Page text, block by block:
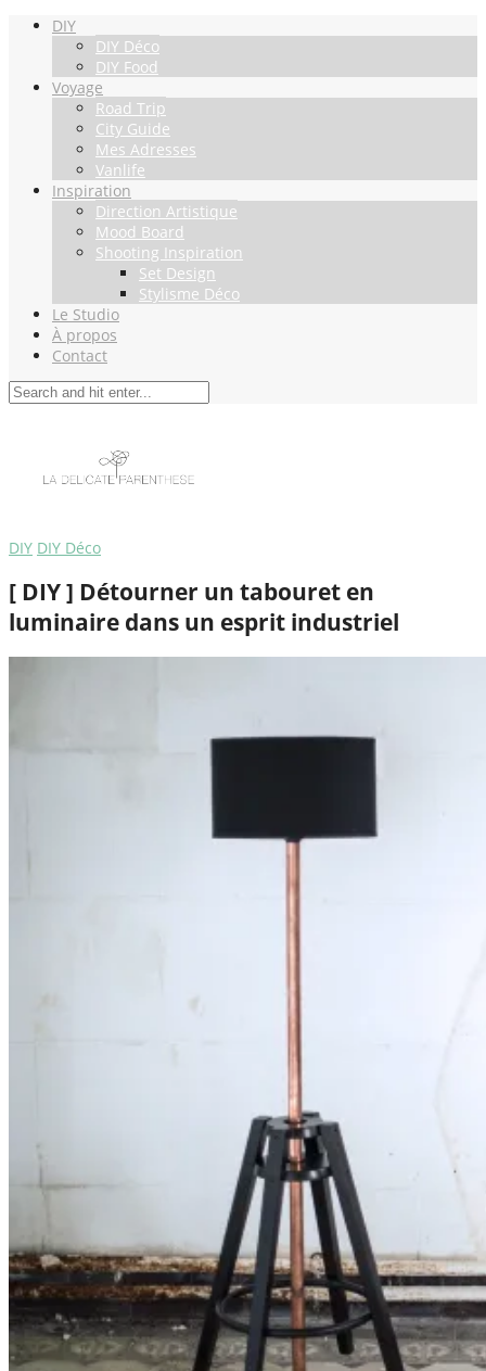
DIY
DIY Déco
DIY Food
Voyage
Road Trip
City Guide
Mes Adresses
Vanlife
Inspiration
Direction Artistique
Mood Board
Shooting Inspiration
Set Design
Stylisme Déco
Le Studio
À propos
Contact
DIY DIY Déco
[ DIY ] Détourner un tabouret en
luminaire dans un esprit industriel